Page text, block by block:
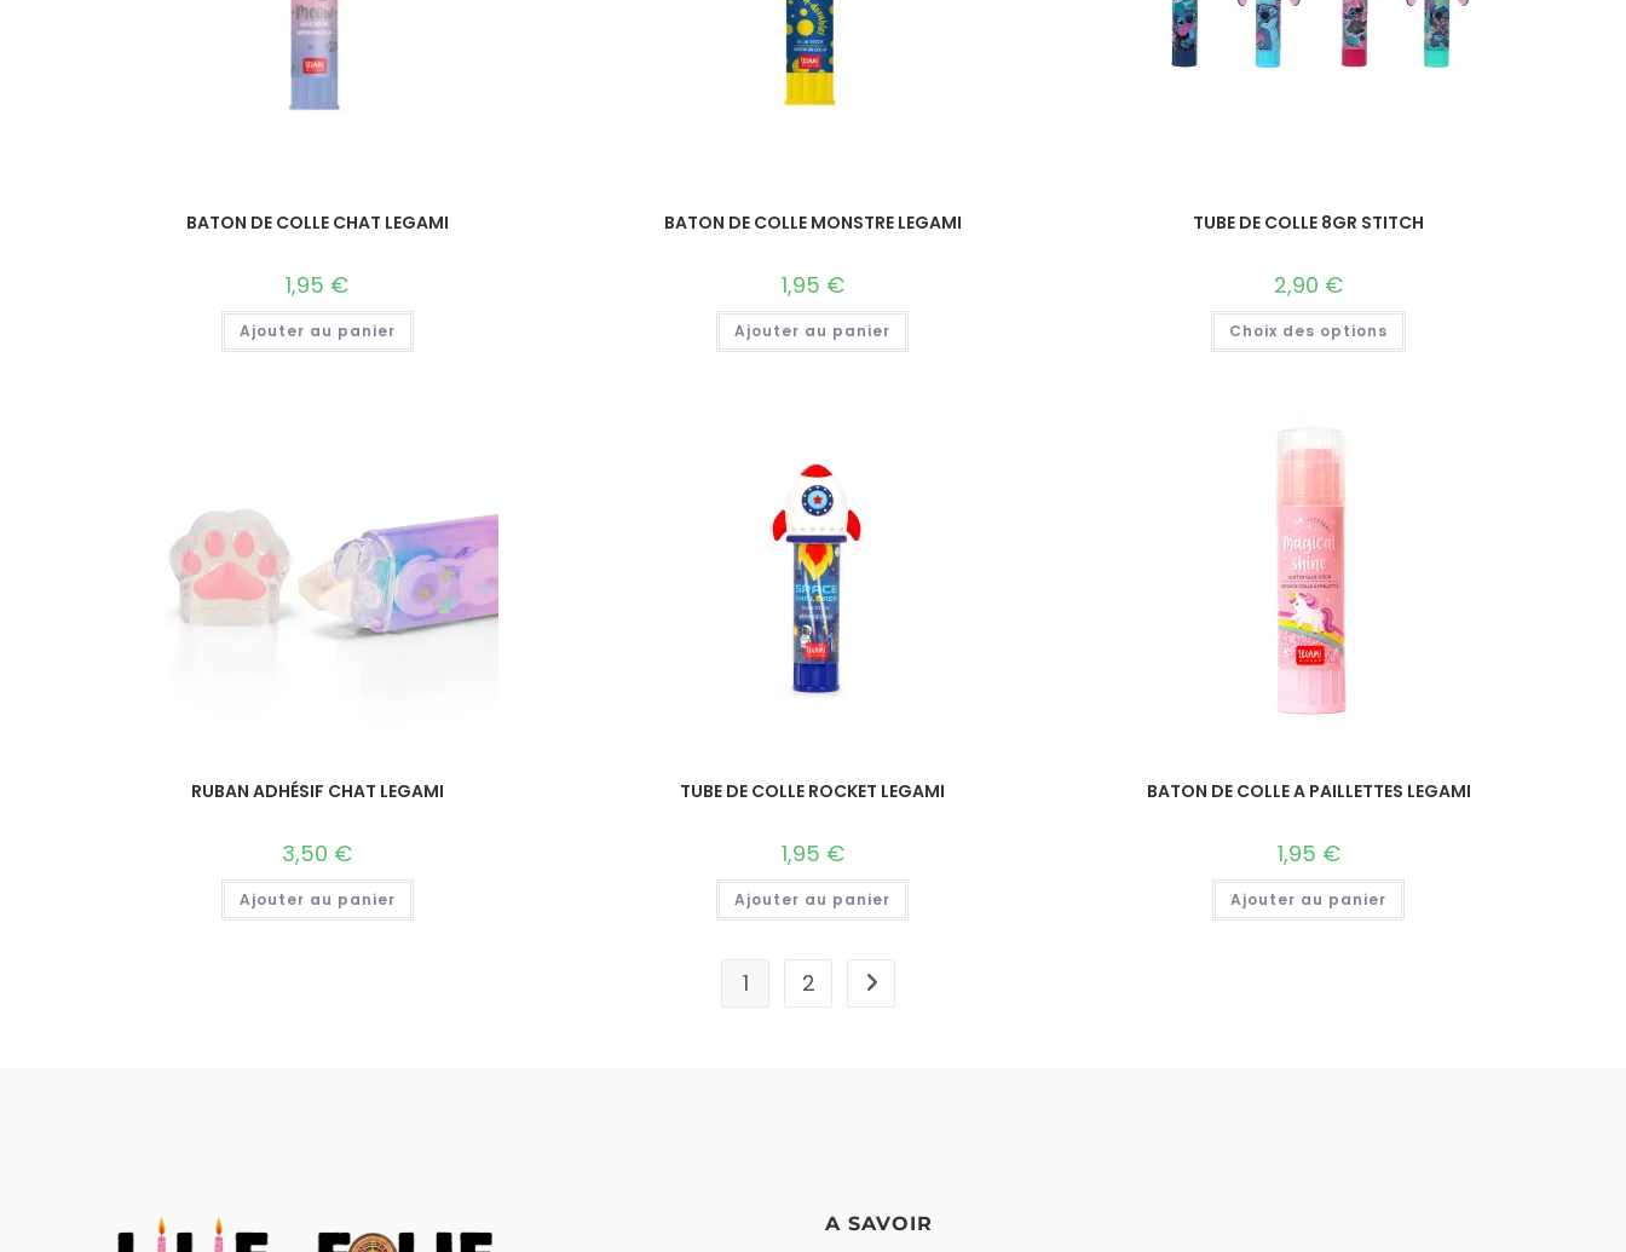
BATON DE COLLE CHAT LEGAMI
1,95 €
Ajouter au panier
BATON DE COLLE MONSTRE LEGAMI
1,95 €
Ajouter au panier
TUBE DE COLLE 8GR STITCH
2,90 €
Choix des options
RUBAN ADHÉSIF CHAT LEGAMI
3,50 €
Ajouter au panier
TUBE DE COLLE ROCKET LEGAMI
1,95 €
Ajouter au panier
BATON DE COLLE A PAILLETTES LEGAMI
1,95 €
Ajouter au panier
1 2
A SAVOIR